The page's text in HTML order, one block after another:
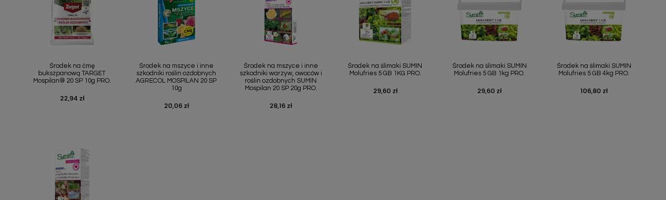
Środek na ćmę
bukszpanową TARGET
Mospilan® 20 SP 10g PRO.
Cena
22,94 zł
Środek na mszyce i inne
szkodniki roślin ozdobnych
AGRECOL MOSPILAN 20 SP
10g
Cena
20,06 zł
Środek na mszyce i inne
szkodniki warzyw, owoców i
roślin ozdobnych SUMIN
Mospilan 20 SP 20g PRO.
Cena
28,16 zł
Środek na ślimaki SUMIN
Molufries 5 GB 1KG PRO.
Cena
29,60 zł
Środek na ślimaki SUMIN
Molufries 5 GB 1kg PRO.
Cena
29,60 zł
Środek na ślimaki SUMIN
Molufries 5 GB 4kg PRO.
Cena
106,80 zł